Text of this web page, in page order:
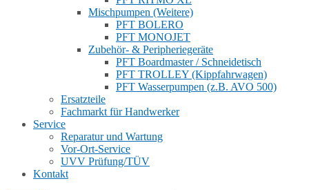
Mischpumpen (Weitere)
PFT BOLERO
PFT MONOJET
Zubehör- & Peripheriegeräte
PFT Boardmaster / Schneidetisch
PFT TROLLEY (Kippfahrwagen)
PFT Wasserpumpen (z.B. AVO 500)
Ersatzteile
Fachmarkt für Handwerker
Service
Reparatur und Wartung
Vor-Ort-Service
UVV Prüfung/TÜV
Kontakt